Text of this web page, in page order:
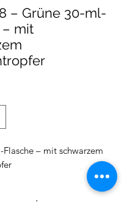
– Grüne 30-ml-
– mit
– mit schwarzem
und